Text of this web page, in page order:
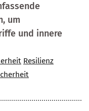
um
und innere
Resilienz